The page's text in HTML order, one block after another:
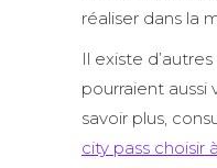
réaliser dans la
Il existe
pourraient aussi
savoir plus,
city pass choisir